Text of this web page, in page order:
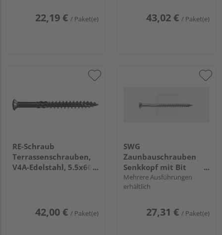
22,19 € / Paket(e) 43,02 € / Paket(e)
RE-Schraub
Terrassenschrauben,
V4A-Edelstahl, 5.5x60,
42,00 € / Paket(e)
SWG
Zaunbauschrauben
Senkkopf mit Bit
Edelstahl A2
Mehrere Ausführungen
erhältlich
27,31 € / Paket(e)